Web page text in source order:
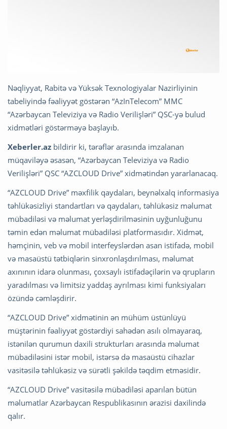
Nəqliyyat, Rabitə və Yüksək Texnologiyalar Nazirliyinin
tabeliyində fəaliyyət göstərən “AzInTelecom” MMC
“Azərbaycan Televiziya və Radio Verilişləri” QSC-yə bulud
xidmətləri göstərməyə başlayıb.
Xeberler.az bildirir ki, tərəflər arasında imzalanan
müqaviləyə əsasən, “Azərbaycan Televiziya və Radio
Verilişləri” QSC “AZCLOUD Drive” xidmətindən yararlanacaq.
“AZCLOUD Drive” məxfilik qaydaları, beynəlxalq informasiya
təhlükəsizliyi standartları və qaydaları, təhlükəsiz məlumat
mübadiləsi və məlumat yerləşdirilməsinin uyğunluğunu
təmin edən məlumat mübadiləsi platformasıdır. Xidmət,
həmçinin, veb və mobil interfeyslərdən asan istifadə, mobil
və masaüstü tətbiqlərin sinxronlaşdırılması, məlumat
axınının idarə olunması, çoxsaylı istifadəçilərin və qrupların
yaradılması və limitsiz yaddaş ayrılması kimi funksiyaları
özündə cəmləşdirir.
“AZCLOUD Drive” xidmətinin ən mühüm üstünlüyü
müştərinin fəaliyyət göstərdiyi sahədən asılı olmayaraq,
istənilən qurumun daxili strukturları arasında məlumat
mübadiləsini istər mobil, istərsə də masaüstü cihazlar
vasitəsilə təhlükəsiz və sürətli şəkildə təqdim etməsidir.
“AZCLOUD Drive” vasitəsilə mübadiləsi aparılan bütün
məlumatlar Azərbaycan Respublikasının ərazisi daxilində
qalır.